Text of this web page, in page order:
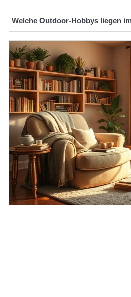
Welche Outdoor-Hobbys liegen